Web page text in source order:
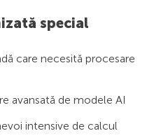
special
care necesită procesare
avansată de modele AI
intensive de calcul